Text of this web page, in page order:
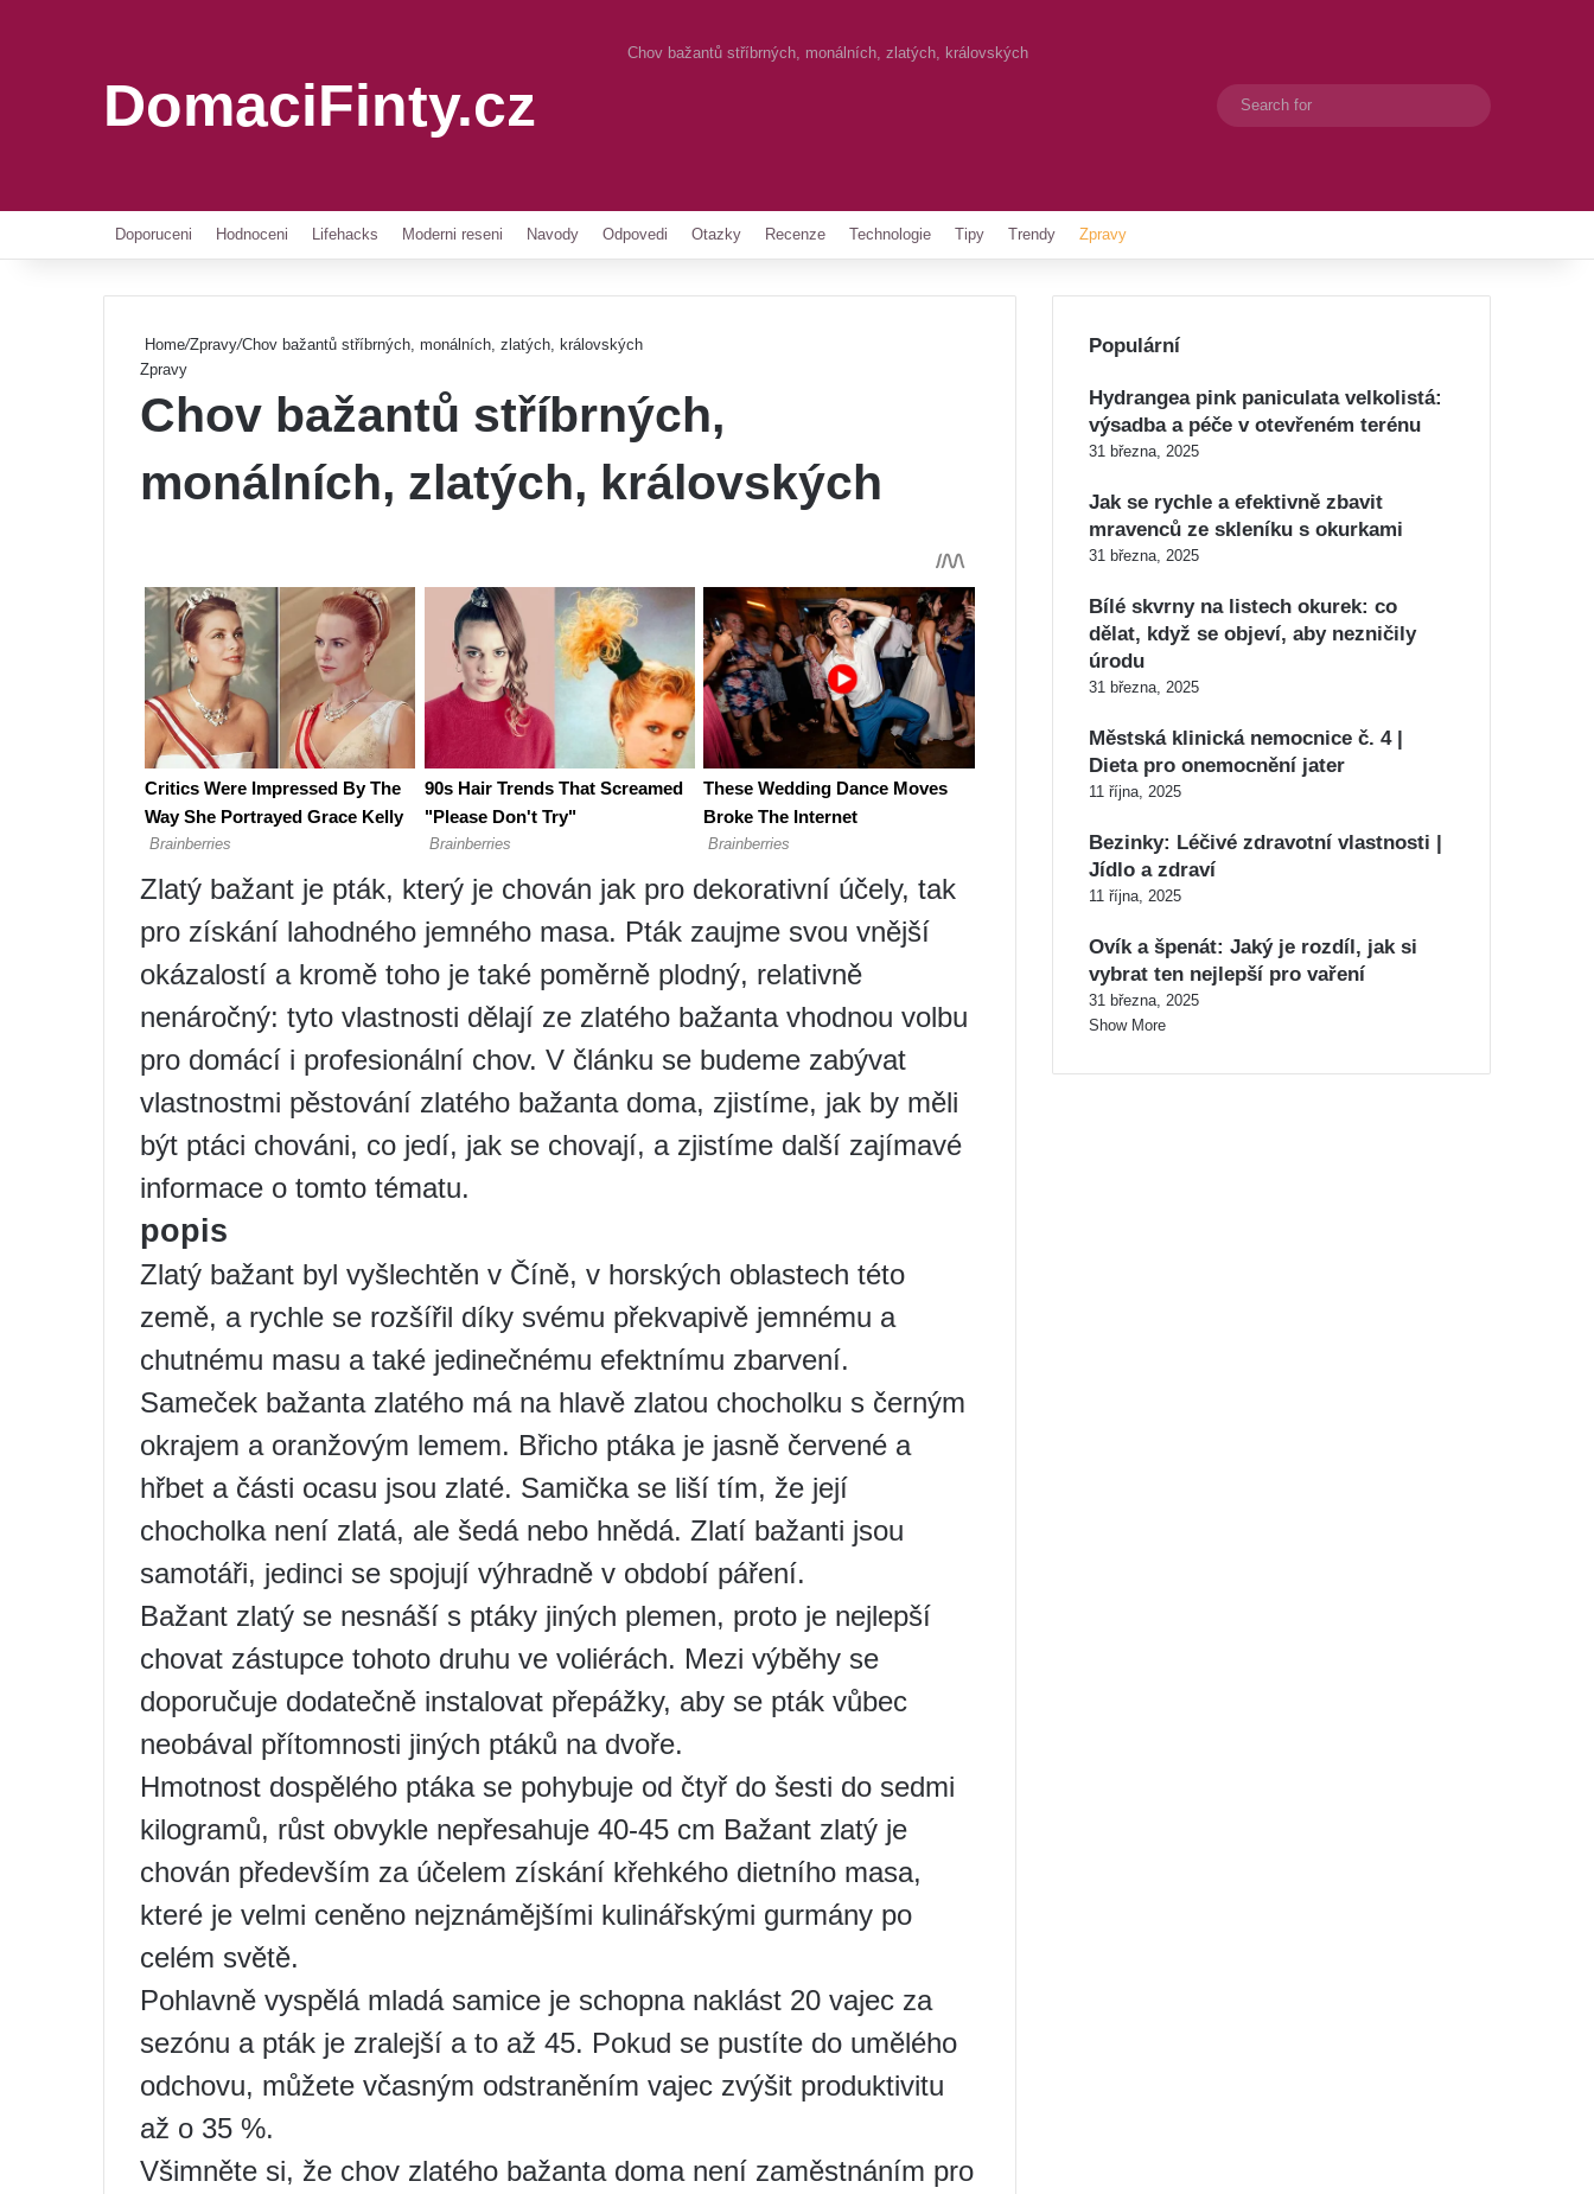
DomaciFinty.cz
Chov bažantů stříbrných, monálních, zlatých, královských
Switch skin
Doporuceni Hodnoceni Lifehacks Moderni reseni Navody Odpovedi Otazky Recenze Technologie Tipy Trendy Zpravy
Home/Zpravy/Chov bažantů stříbrných, monálních, zlatých, královských
Zpravy
Chov bažantů stříbrných,
monálních, zlatých, královských
Zlatý bažant je pták, který je chován jak pro dekorativní účely, tak
pro získání lahodného jemného masa. Pták zaujme svou vnější
okázalostí a kromě toho je také poměrně plodný, relativně
nenáročný: tyto vlastnosti dělají ze zlatého bažanta vhodnou volbu
pro domácí i profesionální chov. V článku se budeme zabývat
vlastnostmi pěstování zlatého bažanta doma, zjistíme, jak by měli
být ptáci chováni, co jedí, jak se chovají, a zjistíme další zajímavé
informace o tomto tématu.
popis
Zlatý bažant byl vyšlechtěn v Číně, v horských oblastech této
země, a rychle se rozšířil díky svému překvapivě jemnému a
chutnému masu a také jedinečnému efektnímu zbarvení.
Sameček bažanta zlatého má na hlavě zlatou chocholku s černým
okrajem a oranžovým lemem. Břicho ptáka je jasně červené a
hřbet a části ocasu jsou zlaté. Samička se liší tím, že její
chocholka není zlatá, ale šedá nebo hnědá. Zlatí bažanti jsou
samotáři, jedinci se spojují výhradně v období páření.
Bažant zlatý se nesnáší s ptáky jiných plemen, proto je nejlepší
chovat zástupce tohoto druhu ve voliérách. Mezi výběhy se
doporučuje dodatečně instalovat přepážky, aby se pták vůbec
neobával přítomnosti jiných ptáků na dvoře.
Hmotnost dospělého ptáka se pohybuje od čtyř do šesti do sedmi
kilogramů, růst obvykle nepřesahuje 40-45 cm Bažant zlatý je
chován především za účelem získání křehkého dietního masa,
které je velmi ceněno nejznámějšími kulinářskými gurmány po
celém světě.
Pohlavně vyspělá mladá samice je schopna naklást 20 vajec za
sezónu a pták je zralejší a to až 45. Pokud se pustíte do umělého
odchovu, můžete včasným odstraněním vajec zvýšit produktivitu
až o 35 %.
Všimněte si, že chov zlatého bažanta doma není zaměstnáním pro
Populární
Hydrangea pink paniculata velkolistá:
výsadba a péče v otevřeném terénu
31 března, 2025
Jak se rychle a efektivně zbavit
mravenců ze skleníku s okurkami
31 března, 2025
Bílé skvrny na listech okurek: co
dělat, když se objeví, aby nezničily
úrodu
31 března, 2025
Městská klinická nemocnice č. 4 |
Dieta pro onemocnění jater
11 října, 2025
Bezinky: Léčivé zdravotní vlastnosti |
Jídlo a zdraví
11 října, 2025
Ovík a špenát: Jaký je rozdíl, jak si
vybrat ten nejlepší pro vaření
31 března, 2025
Show More